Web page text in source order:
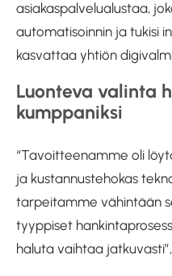
asiakaspalvelualustaa,
automatisoinnin ja tukisi
kasvattaa yhtiön
Luonteva valinta
kumppaniksi
“Tavoitteenamme oli
ja kustannustehokas
tarpeitamme vähintään
tyyppiset
haluta vaihtaa